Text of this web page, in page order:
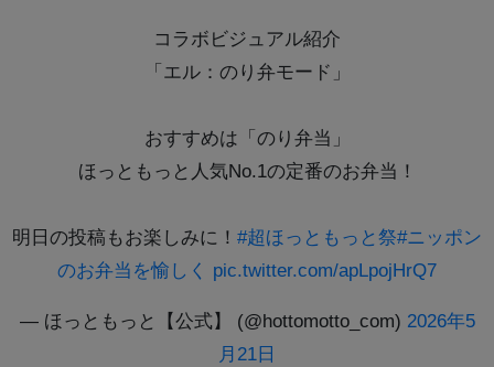
コラボビジュアル紹介
「エル：のり弁モード」
おすすめは「のり弁当」
ほっともっと人気No.1の定番のお弁当！
明日の投稿もお楽しみに！ #超ほっともっと祭#ニッポン
のお弁当を愉しく
pic.twitter.com/apLpojHrQ7
— ほっともっと【公式】 (@hottomotto_com) 2026年5
月21日